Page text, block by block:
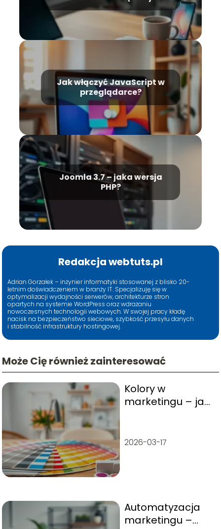
Jak włączyć JavaScript w
przeglądarce?
Joomla 3.7 – jaka wersja
PHP?
Redakcja webtuts.pl
Adrian Gorzałek – inżynier informatyki stosowanej z blisko 20-
letnim doświadczeniem w branży IT. Specjalizuję się w
optymalizacji wydajności serwerów, architekturze stron
opartych na systemie WordPress oraz wdrażaniu
nowoczesnych technologii webowych. W swojej pracy kładę
nacisk na bezpieczeństwo sieciowe, szybkość przesyłu danych
i stabilność infrastruktury hostingowej.
Może Cię również zainteresować
Kolory w
marketingu – jak
2026-03-17
Automatyzacja
marketingu –